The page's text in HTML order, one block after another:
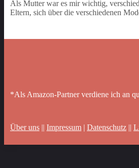
Als Mutter war es mir wichtig,
Eltern, sich über die verschiedenen
*Als Amazon-Partner verdiene ich an
Über uns || Impressum | Datenschutz ||